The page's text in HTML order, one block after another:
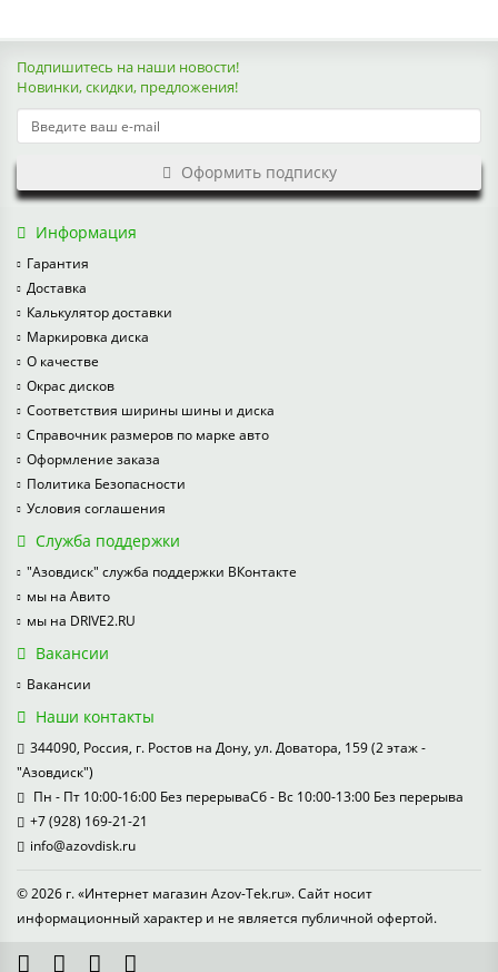
Подпишитесь на наши новости!
Новинки, скидки, предложения!
Оформить подписку
Информация
Гарантия
Доставка
Калькулятор доставки
Маркировка диска
О качестве
Окрас дисков
Соответствия ширины шины и диска
Справочник размеров по марке авто
Оформление заказа
Политика Безопасности
Условия соглашения
Служба поддержки
"Азовдиск" служба поддержки ВКонтакте
мы на Авито
мы на DRIVE2.RU
Вакансии
Вакансии
Наши контакты
344090, Россия, г. Ростов на Дону, ул. Доватора, 159 (2 этаж -
"Азовдиск")
Пн - Пт 10:00-16:00 Без перерываСб - Вс 10:00-13:00 Без перерыва
+7 (928) 169-21-21
info@azovdisk.ru
© 2026 г. «Интернет магазин Azov-Tek.ru». Сайт носит
информационный характер и не является публичной офертой.